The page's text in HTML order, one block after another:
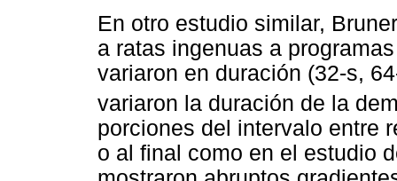
En otro estudio similar,
a ratas ingenuas a
variaron en duración (32-s,
variaron la duración de la
porciones del intervalo entre
o al final como en el estudio